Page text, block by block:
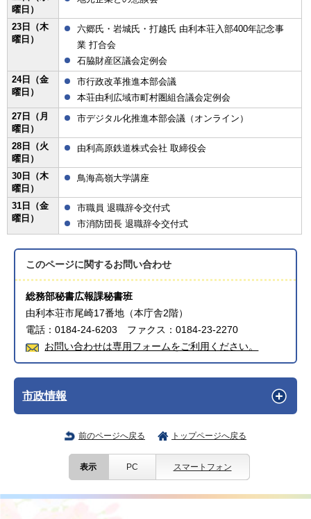
曜日）
23日（木
曜日）
六郷氏・岩城氏・打越氏 由利本荘入部400年記念事
業 打合会
石脇財産区議会定例会
24日（金
曜日）
市行政改革推進本部会議
本荘由利広域市町村圏組合議会定例会
27日（月
曜日）
市デジタル化推進本部会議（オンライン）
28日（火
曜日）
由利高原鉄道株式会社 取締役会
30日（木
曜日）
鳥海高嶺大学講座
31日（金
曜日）
市職員 退職辞令交付式
市消防団長 退職辞令交付式
このページに関するお問い合わせ
総務部秘書広報課秘書班
由利本荘市尾崎17番地（本庁舎2階）
電話：0184-24-6203 ファクス：0184-23-2270
お問い合わせは専用フォームをご利用ください。
市政情報
前のページへ戻る トップページへ戻る
表示 PC スマートフォン